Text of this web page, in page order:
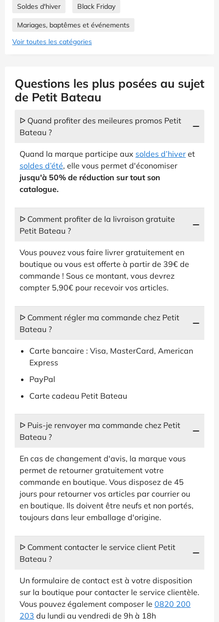
Soldes d'hiver Black Friday
Mariages, baptêmes et événements
Voir toutes les catégories
Questions les plus posées au sujet
de Petit Bateau
ᐅ Quand profiter des meileures promos Petit
Bateau ?
Quand la marque participe aux soldes d’hiver et
soldes d’été, elle vous permet d'économiser
jusqu'à 50% de réduction sur tout son
catalogue.
ᐅ Comment profiter de la livraison gratuite
Petit Bateau ?
Vous pouvez vous faire livrer gratuitement en
boutique ou vous est offerte à partir de 39€ de
commande ! Sous ce montant, vous devrez
compter 5,90€ pour recevoir vos articles.
ᐅ Comment régler ma commande chez Petit
Bateau ?
Carte bancaire : Visa, MasterCard, American
Express
PayPal
Carte cadeau Petit Bateau
ᐅ Puis-je renvoyer ma commande chez Petit
Bateau ?
En cas de changement d'avis, la marque vous
permet de retourner gratuitement votre
commande en boutique. Vous disposez de 45
jours pour retourner vos articles par courrier ou
en boutique. Ils doivent être neufs et non portés,
toujours dans leur emballage d'origine.
ᐅ Comment contacter le service client Petit
Bateau ?
Un formulaire de contact est à votre disposition
sur la boutique pour contacter le service clientèle.
Vous pouvez également composer le 0820 200
203 du lundi au vendredi de 9h à 18h